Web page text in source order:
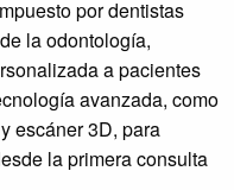
por dentistas
la odontología,
a pacientes
avanzada, como
escáner 3D, para
la primera consulta